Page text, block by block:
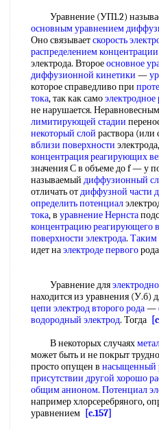
Уравнение (УП1.2)
основным уравнением
Оно связываетскорость
распределением концентрации
электрода. Второеосновное
диффузионной кинетики —
которое справедливо при
тока, так как самоэлектродное
не нарушается.
лимитирующей стадии
некоторый слой раствора (или
вблизи поверхности
концентрация реагирующих
значения С в объеме до f — у
называемый диффузионный
отличать отдиффузной части
определить потенциал
тока, в уравнение Нернста
концентрацию реагирующего
поверхности электрода. Таким
идет наэлектроде первого
Уравнение для
находится из уравнения (У.б)
цепи электродвторого рода—
водородный электрод. Тогда
В некоторых случаях
может быть и не покрыт
просто опущен в насыщенный
присутствии другой хорошо
общим анионом. Потенциал
например хлорсеребряного,
уравнением [c.157]